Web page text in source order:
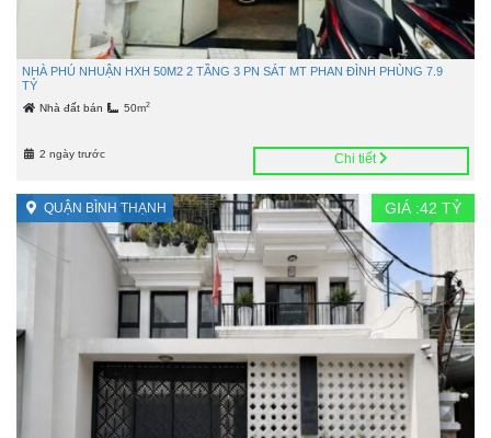
NHÀ PHÚ NHUẬN HXH 50M2 2 TẦNG 3 PN SÁT MT PHAN ĐÌNH PHÙNG 7.9
TỶ
Nhà đất bán 50m2
2 ngày trước Chi tiết
QUẬN BÌNH THẠNH GIÁ :42 TỶ